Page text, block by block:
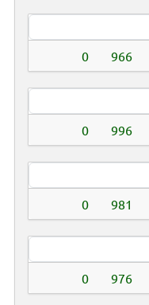
0 966
0 996
0 981
0 976